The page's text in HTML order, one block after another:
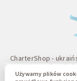
CharterShop -
czarterowych,
wojskowej rosji i
Używamy plików